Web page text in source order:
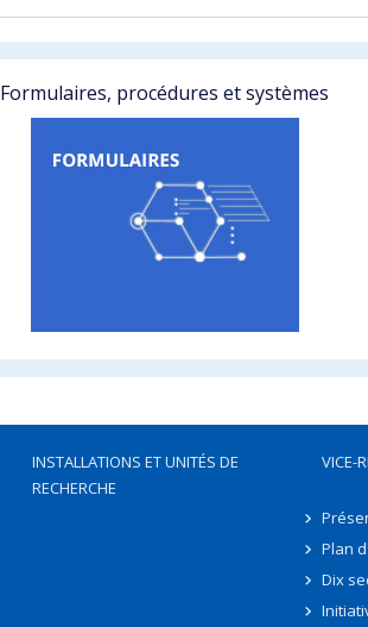
Formulaires, procédures et systèmes
INSTALLATIONS ET UNITÉS DE
RECHERCHE
VICE-
Plan
Dix